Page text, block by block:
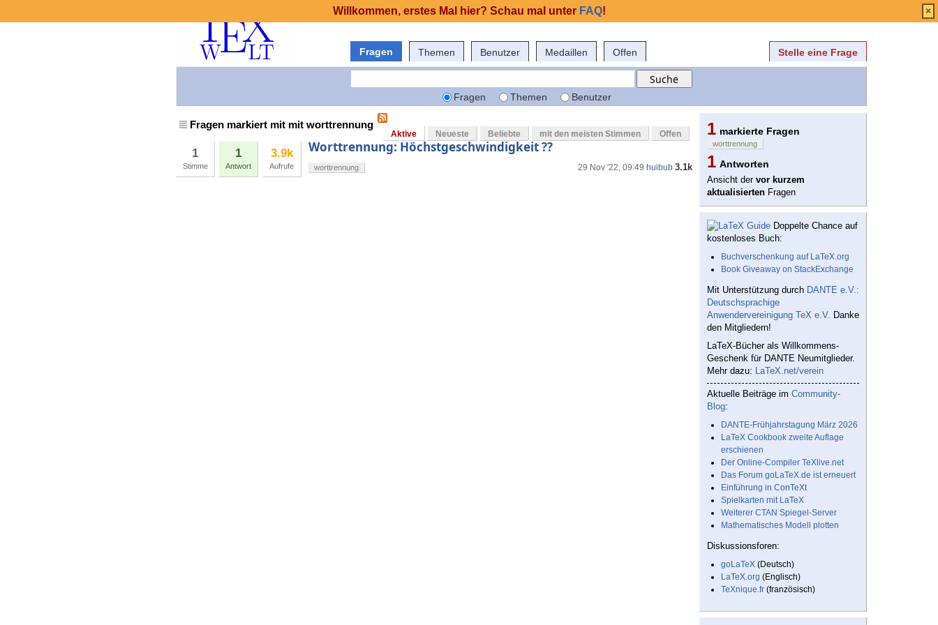
Fragen Themen Benutzer Medaillen Offen Stelle eine Frage
Fragen Themen Benutzer
Fragen markiert mit mit worttrennung
Aktive Neueste Beliebte mit den meisten Stimmen Offen
1
Stimme
1
Antwort
3.9k
Aufrufe
Worttrennung: Höchstgeschwindigkeit ??
29 Nov '22, 09:49 huibub 3.1k
worttrennung
1 markierte Fragen
worttrennung
1 Antworten
Ansicht der vor kurzem
aktualisierten Fragen
Doppelte Chance auf
kostenloses Buch:
Buchverschenkung auf LaTeX.org
Book Giveaway on StackExchange
Mit Unterstützung durch DANTE e.V.:
Deutschsprachige
Anwendervereinigung TeX e.V. Danke
den Mitgliedern!
LaTeX-Bücher als Willkommens-
Geschenk für DANTE Neumitglieder.
Mehr dazu: LaTeX.net/verein
Aktuelle Beiträge im Community-
Blog:
DANTE-Frühjahrstagung März 2026
LaTeX Cookbook zweite Auflage
erschienen
Der Online-Compiler TeXlive.net
Das Forum goLaTeX.de ist erneuert
Einführung in ConTeXt
Spielkarten mit LaTeX
Weiterer CTAN Spiegel-Server
Mathematisches Modell plotten
Diskussionsforen:
goLaTeX (Deutsch)
LaTeX.org (Englisch)
TeXnique.fr (französisch)
Willkommen, erstes Mal hier? Schau mal unter FAQ! ×